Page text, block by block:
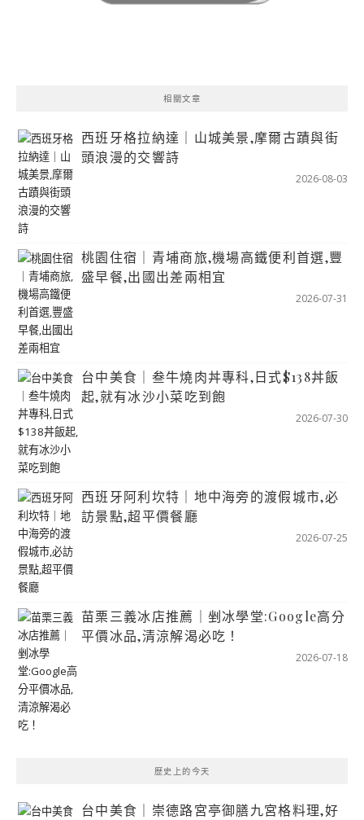
相關文章
西班牙格拉納達｜山城美景,摩爾古蹟與街
頭浪漫的交響詩
2026-08-03
桃園住宿｜青埔商旅,機場高鐵便利首選,豐
盛早餐,出國出差兩相宜
2026-07-31
台中美食｜叁牛燒肉丼專科,日式$138丼飯
起,就有冰沙小菜吃到飽
2026-07-30
西班牙阿利坎特｜地中海旁的渡假城市,必
訪景點,超平價餐廳
2026-07-25
苗栗三義冰店推薦｜剉冰學堂:Google高分
平價冰品,清涼解渴必吃！
2026-07-18
歷史上的今天
台中美食｜崇德路宮亭御膳九宮格料理,好